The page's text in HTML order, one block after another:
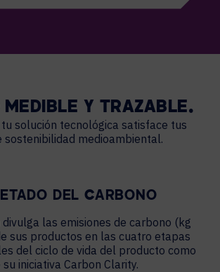
MEDIBLE Y TRAZABLE.
solución tecnológica satisface tus
sostenibilidad medioambiental.
DEL CARBONO
divulga las emisiones de carbono (kg
sus productos en las cuatro etapas
del ciclo de vida del producto como
iniciativa Carbon Clarity.